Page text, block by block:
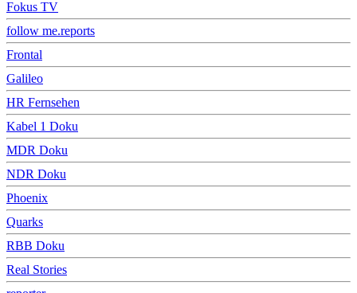
Fokus TV
follow me.reports
Frontal
Galileo
HR Fernsehen
Kabel 1 Doku
MDR Doku
NDR Doku
Phoenix
Quarks
RBB Doku
Real Stories